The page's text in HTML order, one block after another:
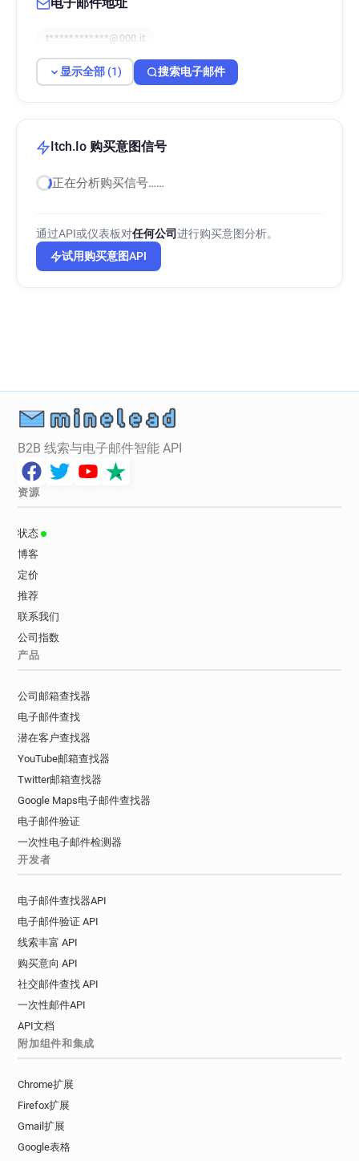
t************@000.it
显示全部 (1) 搜索电子邮件
Itch.Io 购买意图信号
正在分析购买信号……
通过API或仪表板对任何公司进行购买意图分析。
试用购买意图API
B2B 线索与电子邮件智能 API
资源
状态
博客
定价
推荐
联系我们
公司指数
产品
公司邮箱查找器
电子邮件查找
潜在客户查找器
YouTube邮箱查找器
Twitter邮箱查找器
Google Maps电子邮件查找器
电子邮件验证
一次性电子邮件检测器
开发者
电子邮件查找器API
电子邮件验证 API
线索丰富 API
购买意向 API
社交邮件查找 API
一次性邮件API
API文档
附加组件和集成
Chrome扩展
Firefox扩展
Gmail扩展
Google表格